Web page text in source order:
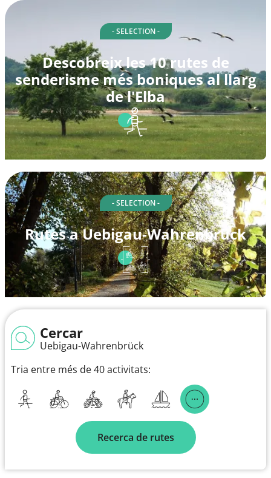
- SELECTION -
Descobreix les 10 rutes de
senderisme més boniques al llarg
de l'Elba
- SELECTION -
Rutes a Uebigau-Wahrenbrück
Cercar
Uebigau-Wahrenbrück
Tria entre més de 40 activitats:
Recerca de rutes